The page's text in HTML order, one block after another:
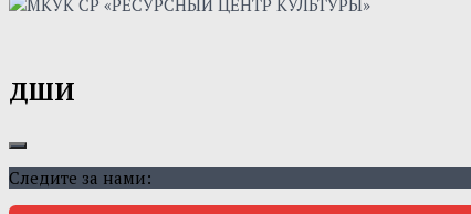
ДШИ
Следите за нами: